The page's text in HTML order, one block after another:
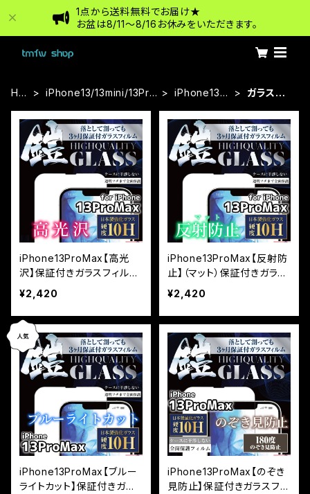
1点から送料無料でお届け★
お盆は8/11〜8/16お休みをいただきます。
HO
iPhone13/13mini/13Pr
iPhone13Pr
ガラスフィ
iPhone13ProMax【高光
沢】保証付きガラスフィルム
『鎧』全面フルカバー
¥2,420
iPhone13ProMax【反射防
止】（マット）保証付きガラス
フィルム『鎧』全面フルカバ
¥2,420
iPhone13ProMax【ブルー
ライトカット】保証付きガラ
iPhone13ProMax【のぞき
見防止】保証付きガラスフィ